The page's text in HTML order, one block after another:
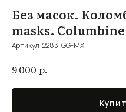
Без масок.
masks. Columbine
Артикул:2283-GG-MX
9 000 р.